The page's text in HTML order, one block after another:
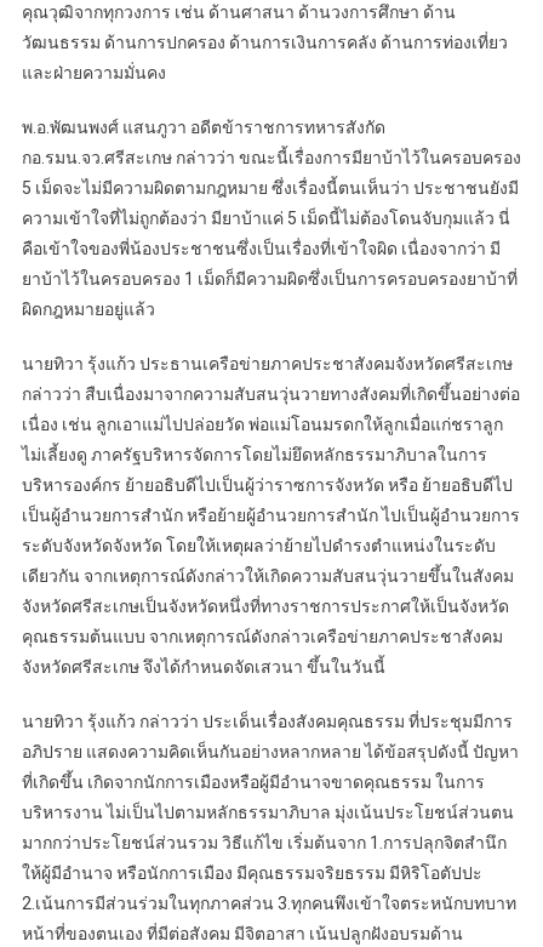
คุณวุฒิจากทุกวงการ เช่น ด้านศาสนา ด้านวงการศึกษา ด้าน
วัฒนธรรม ด้านการปกครอง ด้านการเงินการคลัง ด้านการท่องเที่ยว
และฝ่ายความมั่นคง
พ.อ.พัฒนพงศ์ แสนภูวา อดีตข้าราชการทหารสังกัด
กอ.รมน.จว.ศรีสะเกษ กล่าวว่า ขณะนี้เรื่องการมียาบ้าไว้ในครอบครอง
5 เม็ดจะไม่มีความผิดตามกฎหมาย ซึ่งเรื่องนี้ตนเห็นว่า ประชาชนยังมี
ความเข้าใจที่ไม่ถูกต้องว่า มียาบ้าแค่ 5 เม็ดนี้ไม่ต้องโดนจับกุมแล้ว นี่
คือเข้าใจของพี่น้องประชาชนซึ่งเป็นเรื่องที่เข้าใจผิด เนื่องจากว่า มี
ยาบ้าไว้ในครอบครอง 1 เม็ดก็มีความผิดซึ่งเป็นการครอบครองยาบ้าที่
ผิดกฎหมายอยู่แล้ว
นายทิวา รุ้งแก้ว ประธานเครือข่ายภาคประชาสังคมจังหวัดศรีสะเกษ
กล่าวว่า สืบเนื่องมาจากความสับสนวุ่นวายทางสังคมที่เกิดขึ้นอย่างต่อ
เนื่อง เช่น ลูกเอาแม่ไปปล่อยวัด พ่อแม่โอนมรดกให้ลูกเมื่อแก่ชราลูก
ไม่เลี้ยงดู ภาครัฐบริหารจัดการโดยไม่ยึดหลักธรรมาภิบาลในการ
บริหารองค์กร ย้ายอธิบดีไปเป็นผู้ว่าราซการจังหวัด หรือ ย้ายอธิบดีไป
เป็นผู้อำนวยการสำนัก หรือย้ายผู้อำนวยการสำนัก ไปเป็นผู้อำนวยการ
ระดับจังหวัดจังหวัด โดยให้เหตุผลว่าย้ายไปดำรงตำแหน่งในระดับ
เดียวกัน จากเหตุการณ์ดังกล่าวให้เกิดความสับสนวุ่นวายขึ้นในสังคม
จังหวัดศรีสะเกษเป็นจังหวัดหนึ่งที่ทางราชการประกาศให้เป็นจังหวัด
คุณธรรมต้นแบบ จากเหตุการณ์ดังกล่าวเครือข่ายภาคประชาสังคม
จังหวัดศรีสะเกษ จึงได้กำหนดจัดเสวนา ขึ้นในวันนี้
นายทิวา รุ้งแก้ว กล่าวว่า ประเด็นเรื่องสังคมคุณธรรม ที่ประชุมมีการ
อภิปราย แสดงความคิดเห็นกันอย่างหลากหลาย ได้ข้อสรุปดังนี้ ปัญหา
ที่เกิดขึ้น เกิดจากนักการเมืองหรือผู้มีอำนาจขาดคุณธรรม ในการ
บริหารงาน ไม่เป็นไปตามหลักธรรมาภิบาล มุ่งเน้นประโยชน์ส่วนตน
มากกว่าประโยชน์ส่วนรวม วิธีแก้ไข เริ่มต้นจาก 1.การปลุกจิตสำนึก
ให้ผู้มีอำนาจ หรือนักการเมือง มีคุณธรรมจริยธรรม มีหิริโอตัปปะ
2.เน้นการมีส่วนร่วมในทุกภาคส่วน 3.ทุกคนพึงเข้าใจตระหนักบทบาท
หน้าที่ของตนเอง ที่มีต่อสังคม มีจิตอาสา เน้นปลูกฝังอบรมด้าน